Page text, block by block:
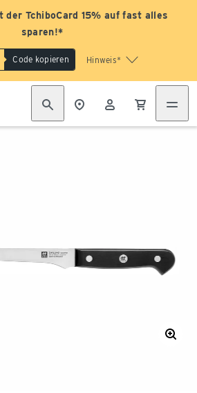
der TchiboCard 15% auf fast alles
sparen!*
Code kopieren Hinweis*